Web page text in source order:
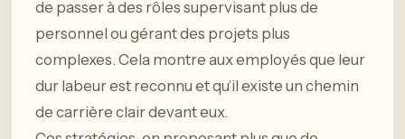
de passer à des rôles supervisant plus de
personnel ou gérant des projets plus
complexes. Cela montre aux employés que leur
dur labeur est reconnu et qu’il existe un chemin
de carrière clair devant eux.